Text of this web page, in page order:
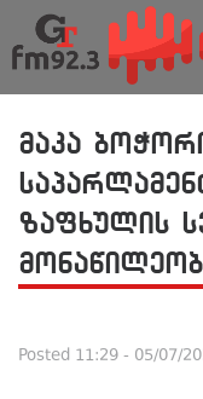
მაკა
ზაფხულის
Posted 11:29 - 05/07/